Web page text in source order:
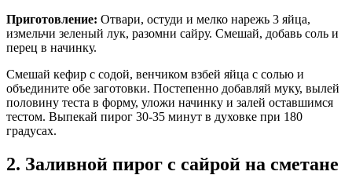
Приготовление: Отвари, остуди и мелко нарежь 3 яйца,
измельчи зеленый лук, разомни сайру. Смешай, добавь соль и
перец в начинку.
Смешай кефир с содой, венчиком взбей яйца с солью и
объедините обе заготовки. Постепенно добавляй муку, вылей
половину теста в форму, уложи начинку и залей оставшимся
тестом. Выпекай пирог 30-35 минут в духовке при 180
градусах.
2. Заливной пирог с сайрой на сметане